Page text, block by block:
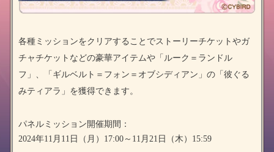
各種ミッションをクリアすることでストーリーチケットやガ
チャチケットなどの豪華アイテムや「ルーク＝ランドル
フ」、「ギルベルト＝フォン＝オブシディアン」の「彼ぐる
みティアラ」を獲得できます。
パネルミッション開催期間：
2024年11月11日（月）17:00～11月21日（木）15:59